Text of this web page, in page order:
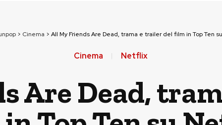
> Cinema > All My Friends Are Dead, trama e trailer del film in Top Ten
Cinema Netflix
Are Dead,